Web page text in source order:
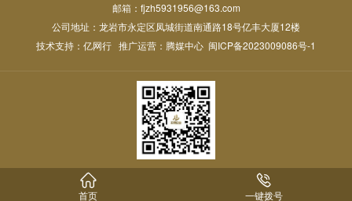
邮箱：fjzh5931956@163.com
公司地址：龙岩市永定区凤城街道南通路18号亿丰大厦12楼
技术支持： 亿网行 推广运营： 腾媒中心 闽ICP备2023009086号-1

首页

一键拨号